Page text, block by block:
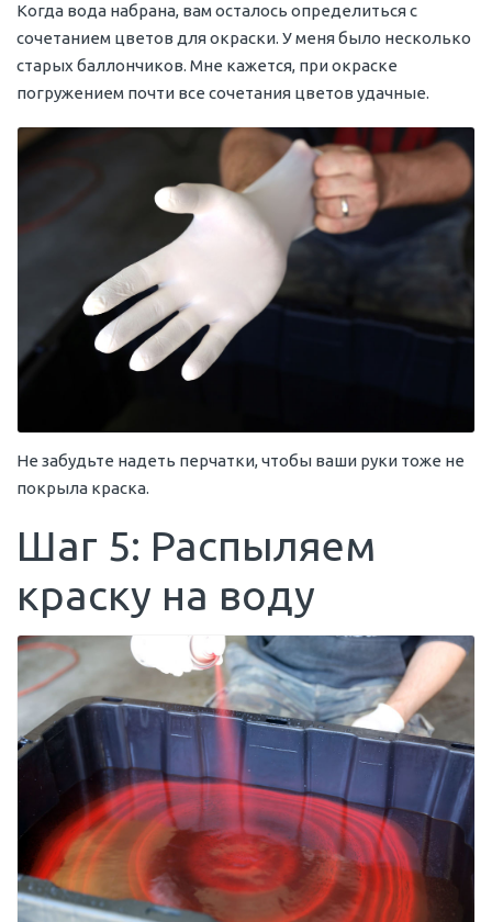
Когда вода набрана, вам осталось определиться с
сочетанием цветов для окраски. У меня было несколько
старых баллончиков. Мне кажется, при окраске
погружением почти все сочетания цветов удачные.
Не забудьте надеть перчатки, чтобы ваши руки тоже не
покрыла краска.
Шаг 5: Распыляем
краску на воду